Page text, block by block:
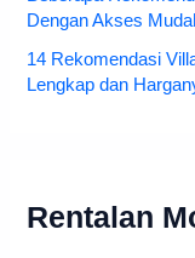
Dengan Akses
14 Rekomendasi
Lengkap dan
Rentalan